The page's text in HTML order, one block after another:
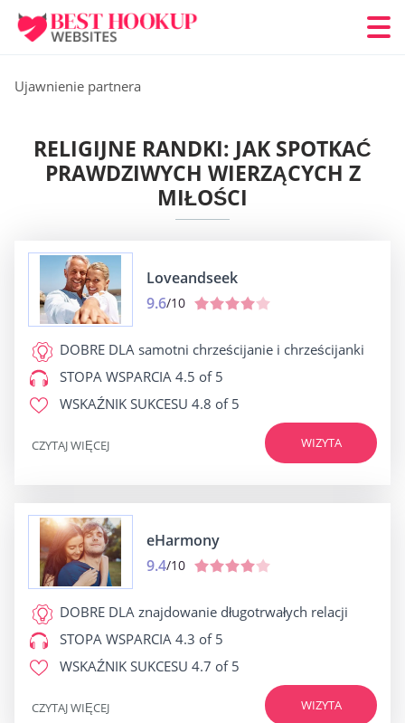
Ujawnienie partnera
RELIGIJNE RANDKI: JAK SPOTKAĆ
PRAWDZIWYCH WIERZĄCYCH Z
MIŁOŚCI
Loveandseek
9.6/10
DOBRE DLA samotni chrześcijanie i chrześcijanki
STOPA WSPARCIA 4.5 of 5
WSKAŹNIK SUKCESU 4.8 of 5
WIZYTA
CZYTAJ WIĘCEJ
eHarmony
9.4/10
DOBRE DLA znajdowanie długotrwałych relacji
STOPA WSPARCIA 4.3 of 5
WSKAŹNIK SUKCESU 4.7 of 5
WIZYTA
CZYTAJ WIĘCEJ